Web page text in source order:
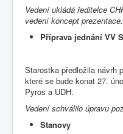
Vedení ukládá ředitelce
vedení koncept prezentace.
Příprava jednání VV
Starostka předložila návrh
které se bude konat 27.
Pyros a UDH.
Vedení schválilo úpravu
Stanovy